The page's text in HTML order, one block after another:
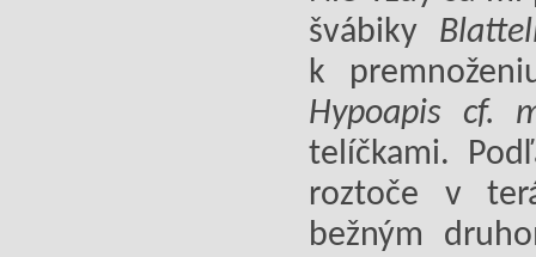
švábiky
k
Hypoapis cf.
telíčkami.
roztoče v
bežným